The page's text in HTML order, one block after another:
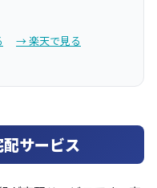
→ 楽天で見る
配サービス